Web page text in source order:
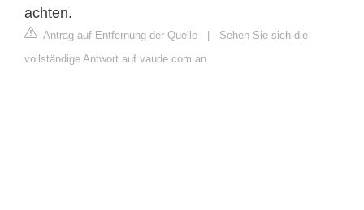
achten.
Antrag auf Entfernung der Quelle | Sehen Sie sich die
vollständige Antwort auf vaude.com an